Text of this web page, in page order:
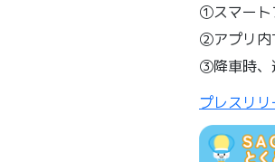
①スマート
②アプリ内
③降車時、
プレスリリ